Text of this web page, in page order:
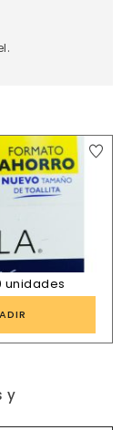
unidades
y